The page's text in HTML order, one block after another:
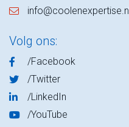
info@coolenexpertise.nl
Volg ons:
/Facebook
/Twitter
/LinkedIn
/YouTube